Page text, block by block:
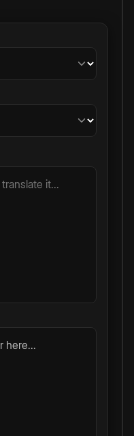
here...